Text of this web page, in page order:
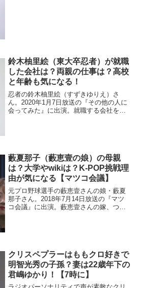
鈴木柚里絵（東大卒忍者）が就職
した会社は？両親の仕事は？高校
と年齢も気になる！
忍者の鈴木柚里絵（すずきゆりえ）さ
ん。2020年1月7日放送の『その他の人に
会ってみた』に出演。就職する会社を調
藪夏那子（藪恵壹の娘）の母親
は？大学やwikiは？K-POP挑戦理
由が気になる【マツコ会議】
元プロ野球選手の藪恵壹さんの娘・藪夏
那子さん。2018年7月14日放送の『マツ
コ会議』に出演。藪恵壹さんの嫁、つま
クリスペプラーはももクロ好きで
明智光秀の子孫？妻は22歳年下の
君嶋ゆかり！【7時に】